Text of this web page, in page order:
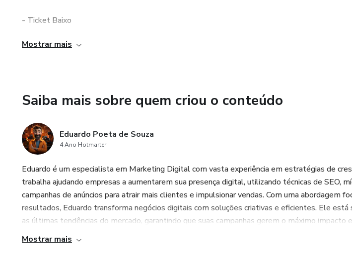
- Ticket Baixo
- Produto altamente rentável
- Comissão de recrutamento
Ex: O Afiliado que indicar outro Afiliado receberá parte das primeiras vendas deste afiliado
Mostrar mais
Saiba mais sobre quem criou o conteúdo
Eduardo Poeta de Souza
4 Ano Hotmarter
Eduardo é um especialista em Marketing Digital com vasta experiência em estratégias de
trabalha ajudando empresas a aumentarem sua presença digital, utilizando técnicas de SEO,
campanhas de anúncios para atrair mais clientes e impulsionar vendas. Com uma abordagem
resultados, Eduardo transforma negócios digitais com soluções criativas e eficientes. Ele
as últimas tendências do mercado, garantindo que suas campanhas gerem o máximo impacto e
Mostrar mais